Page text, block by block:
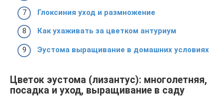
Глоксиния уход и размножение
Как ухаживать за цветком антуриум
Эустома выращивание в домашних условиях
Цветок эустома (лизантус): многолетняя,
посадка и уход, выращивание в саду